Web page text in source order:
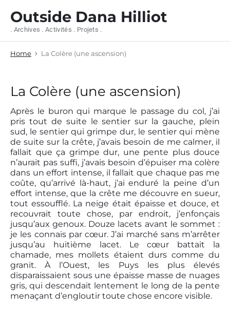
Outside Dana Hilliot
. Archives . Activités . Projets .
Home La Colère (une ascension)
La Colère (une ascension)
Après le buron qui marque le passage du col, j’ai
pris tout de suite le sentier sur la gauche, plein
sud, le sentier qui grimpe dur, le sentier qui mène
de suite sur la crête, j’avais besoin de me calmer, il
fallait que ça grimpe dur, une pente plus douce
n’aurait pas suffi, j’avais besoin d’épuiser ma colère
dans un effort intense, il fallait que chaque pas me
coûte, qu’arrivé là-haut, j’ai enduré la peine d’un
effort intense, que la crête me découvre en sueur,
tout essoufflé. La neige était épaisse et douce, et
recouvrait toute chose, par endroit, j’enfonçais
jusqu’aux genoux. Douze lacets avant le sommet :
je les connais par cœur. J’ai marché sans m’arrêter
jusqu’au huitième lacet. Le cœur battait la
chamade, mes mollets étaient durs comme du
granit. À l’Ouest, les Puys les plus élevés
disparaissaient sous une épaisse masse de nuages
gris, qui descendait lentement le long de la pente
menaçant d’engloutir toute chose encore visible.